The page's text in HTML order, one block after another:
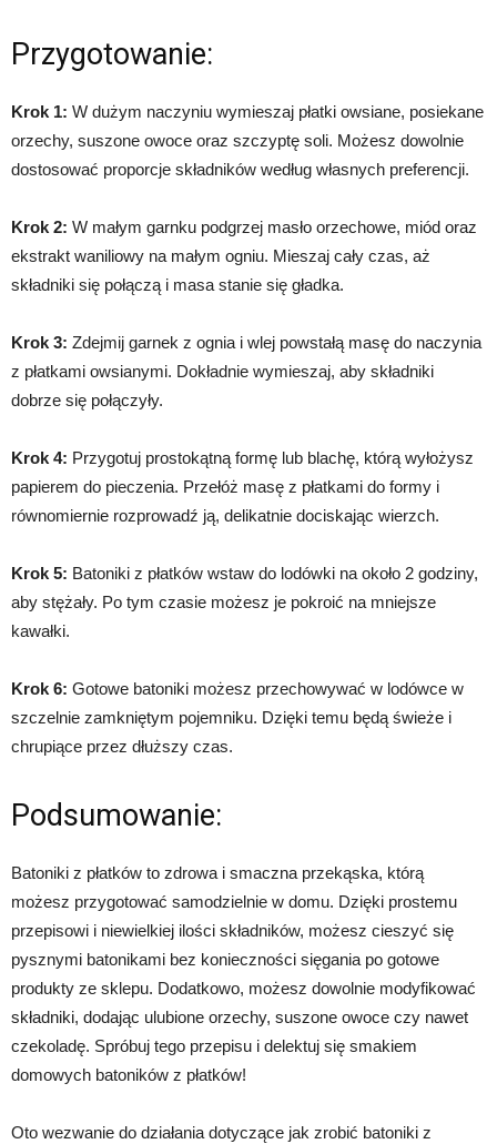
Przygotowanie:
Krok 1: W dużym naczyniu wymieszaj płatki owsiane, posiekane
orzechy, suszone owoce oraz szczyptę soli. Możesz dowolnie
dostosować proporcje składników według własnych preferencji.
Krok 2: W małym garnku podgrzej masło orzechowe, miód oraz
ekstrakt waniliowy na małym ogniu. Mieszaj cały czas, aż
składniki się połączą i masa stanie się gładka.
Krok 3: Zdejmij garnek z ognia i wlej powstałą masę do naczynia
z płatkami owsianymi. Dokładnie wymieszaj, aby składniki
dobrze się połączyły.
Krok 4: Przygotuj prostokątną formę lub blachę, którą wyłożysz
papierem do pieczenia. Przełóż masę z płatkami do formy i
równomiernie rozprowadź ją, delikatnie dociskając wierzch.
Krok 5: Batoniki z płatków wstaw do lodówki na około 2 godziny,
aby stężały. Po tym czasie możesz je pokroić na mniejsze
kawałki.
Krok 6: Gotowe batoniki możesz przechowywać w lodówce w
szczelnie zamkniętym pojemniku. Dzięki temu będą świeże i
chrupiące przez dłuższy czas.
Podsumowanie:
Batoniki z płatków to zdrowa i smaczna przekąska, którą
możesz przygotować samodzielnie w domu. Dzięki prostemu
przepisowi i niewielkiej ilości składników, możesz cieszyć się
pysznymi batonikami bez konieczności sięgania po gotowe
produkty ze sklepu. Dodatkowo, możesz dowolnie modyfikować
składniki, dodając ulubione orzechy, suszone owoce czy nawet
czekoladę. Spróbuj tego przepisu i delektuj się smakiem
domowych batoników z płatków!
Oto wezwanie do działania dotyczące jak zrobić batoniki z